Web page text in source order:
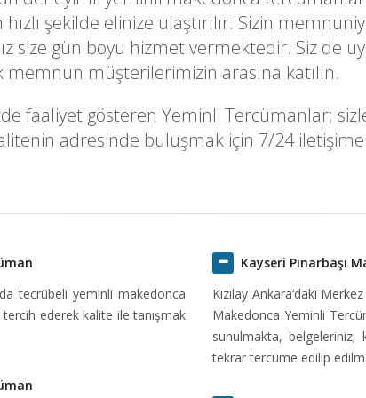
şekilde elinize ulaştırılır. Sizin
size gün boyu hizmet vermektedir. Siz de
müşterilerimizin arasına katılın.
faaliyet gösteren Yeminli Tercümanlar;
adresinde buluşmak için 7/24
tecrübeli yeminli makedonca
ederek kalite ile tanışmak
Kayseri Pınarbaşı
Kızılay Ankara‘daki
Makedonca Yeminli
sunulmakta, belgeleriniz;
tekrar tercüme edilip